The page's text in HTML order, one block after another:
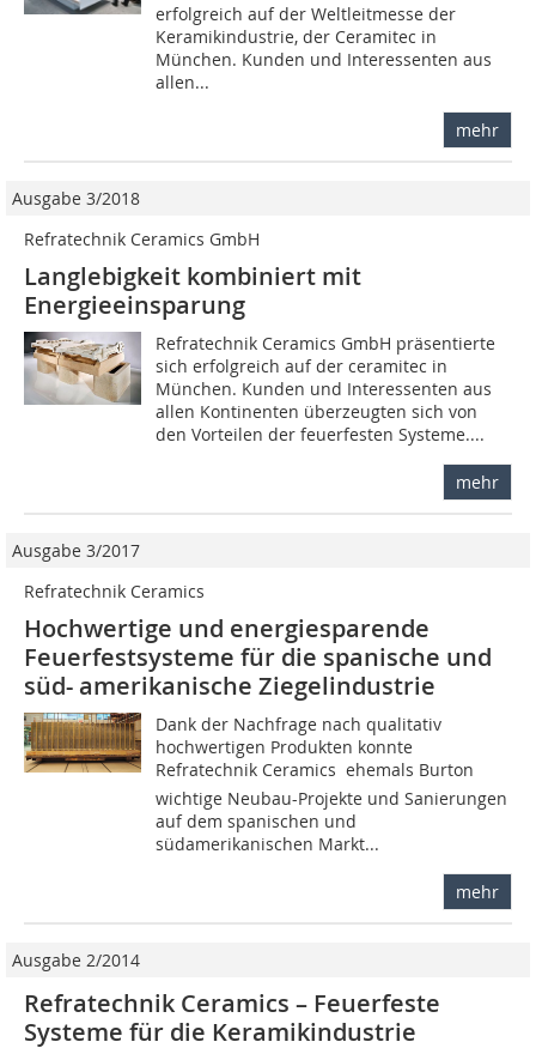
erfolgreich auf der Weltleitmesse der
Keramikindustrie, der Ceramitec in
München. Kunden und Interessenten aus
allen...
mehr
Ausgabe 3/2018
Refratechnik Ceramics GmbH
Langlebigkeit kombiniert mit
Energieeinsparung
Refratechnik Ceramics GmbH präsentierte
sich erfolgreich auf der ceramitec in
München. Kunden und Interessenten aus
allen Kontinenten überzeugten sich von
den Vorteilen der feuerfesten Systeme....
mehr
Ausgabe 3/2017
Refratechnik Ceramics
Hochwertige und energiesparende
Feuerfestsysteme für die spanische und
süd- amerikanische Ziegelindustrie
Dank der Nachfrage nach qualitativ
hochwertigen Produkten konnte
Refratechnik Ceramics  ehemals Burton 
wichtige Neubau-Projekte und Sanierungen
auf dem spanischen und
südamerikanischen Markt...
mehr
Ausgabe 2/2014
Refratechnik Ceramics – Feuerfeste
Systeme für die Keramikindustrie